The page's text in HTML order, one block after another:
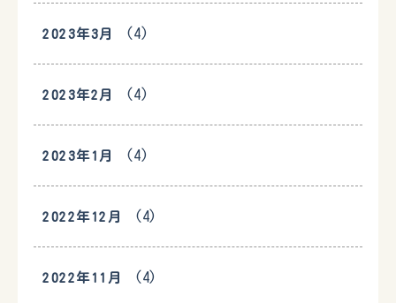
2023年3月 (4)
2023年2月 (4)
2023年1月 (4)
2022年12月 (4)
2022年11月 (4)